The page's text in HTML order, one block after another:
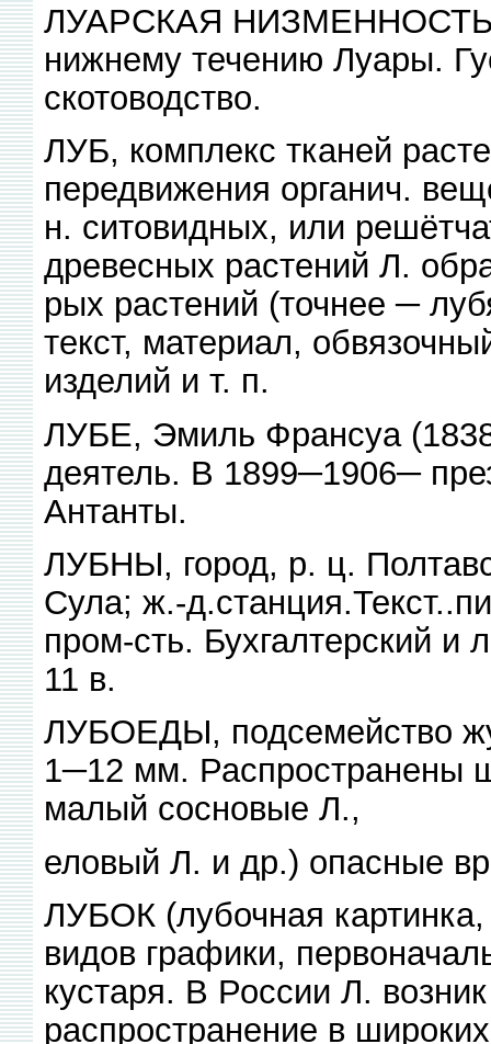
ЛУАРСКАЯ НИЗМЕННОСТЬ,
нижнему течению Луары.
скотоводство.
ЛУБ, комплекс тканей
передвижения органич.
н. ситовидных, или
древесных растений Л.
рых растений (точнее ─
текст, материал,
изделий и т. п.
ЛУБЕ, Эмиль Франсуа
деятель. В 1899─1906─
Антанты.
ЛУБНЫ, город, р. ц.
Сула; ж.-
пром-сть. Бухгалтерский и
11 в.
ЛУБОЕДЫ, подсемейство
1─12 мм. Распространены
малый сосновые Л.,
еловый Л. и др.) опасные
ЛУБОК (лубочная
видов графики,
кустаря. В России Л.
распространение в